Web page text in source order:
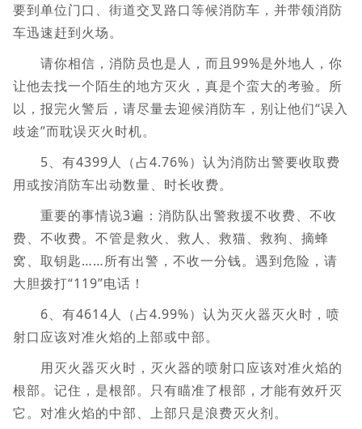
要到单位门口、街道交叉路口等候消防车，并带领消防
车迅速赶到火场。
请你相信，消防员也是人，而且99%是外地人，你
让他去找一个陌生的地方灭火，真是个蛮大的考验。所
以，报完火警后，请尽量去迎候消防车，别让他们“误入
歧途”而耽误灭火时机。
5、有4399人（占4.76%）认为消防出警要收取费
用或按消防车出动数量、时长收费。
重要的事情说3遍：消防队出警救援不收费、不收
费、不收费。不管是救火、救人、救猫、救狗、摘蜂
窝、取钥匙……所有出警，不收一分钱。遇到危险，请
大胆拨打“119”电话！
6、有4614人（占4.99%）认为灭火器灭火时，喷
射口应该对准火焰的上部或中部。
用灭火器灭火时，灭火器的喷射口应该对准火焰的
根部。记住，是根部。只有瞄准了根部，才能有效歼灭
它。对准火焰的中部、上部只是浪费灭火剂。